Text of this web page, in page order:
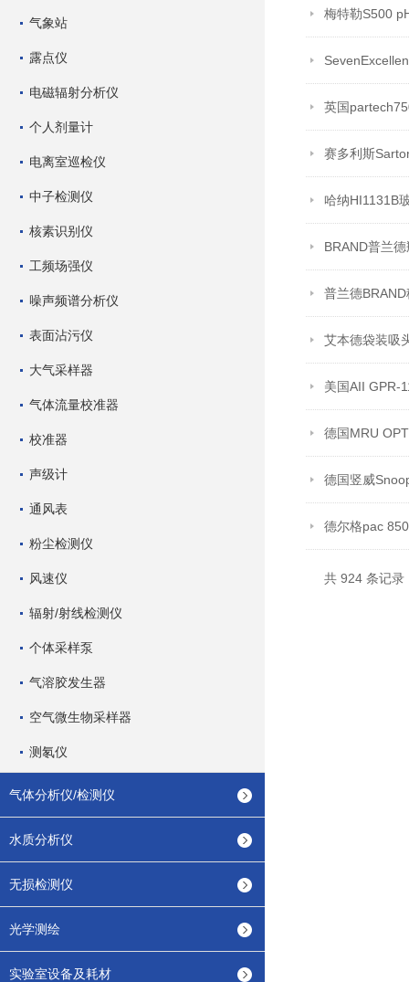
气象站
露点仪
电磁辐射分析仪
个人剂量计
电离室巡检仪
中子检测仪
核素识别仪
工频场强仪
噪声频谱分析仪
表面沾污仪
大气采样器
气体流量校准器
校准器
声级计
通风表
粉尘检测仪
风速仪
辐射/射线检测仪
个体采样泵
气溶胶发生器
空气微生物采样器
测氡仪
气体分析仪/检测仪
水质分析仪
无损检测仪
光学测绘
实验室设备及耗材
梅特勒S500
英国
赛多利斯
哈纳HI1131B
BRAND普兰
普兰德
艾本德袋装吸
美国AII GPR-
德国MRU
德国竖威
德尔格pac
共 924 条记